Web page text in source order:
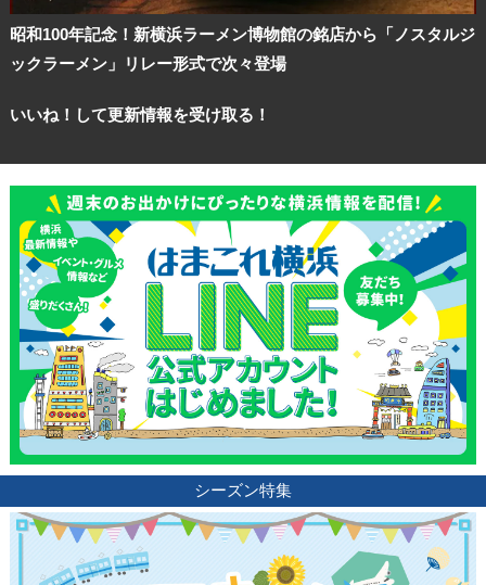
昭和100年記念！新横浜ラーメン博物館の銘店から「ノスタルジ
ックラーメン」リレー形式で次々登場
いいね！して更新情報を受け取る！
シーズン特集
観光ガイド